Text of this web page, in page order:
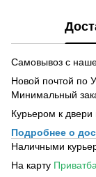
Самовывоз с
Новой почтой по
Минимальный
Курьером к
Подробнее о
Наличными
На карту